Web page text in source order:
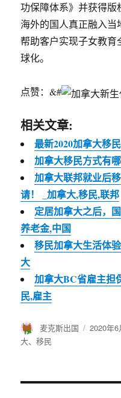
功保障体系》并获得
海外的国人真正融入
帮助客户实现子女教
球化。
点赞：&#
相关文章:
最新2020加拿大移
加拿大移民方式有
加拿大联邦就业后
请！ _加拿大,移民,联邦
定居加拿大之后，
养老金,中国
移民加拿大生活体
大
加拿大BC省雇主担
民,雇主
作
者
麦克斯出国
发
2020年6
大、移民